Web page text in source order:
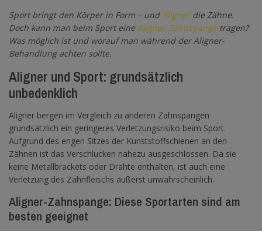
Sport bringt den Körper in Form – und Alignerdie Zähne.
Doch kann man beim Sport eine Aligner-Zahnspangetragen?
Was möglich ist und worauf man während der Aligner-
Behandlung achten sollte.
Aligner und Sport: grundsätzlich
unbedenklich
Aligner bergen im Vergleich zu anderen Zahnspangen
grundsätzlich ein geringeres Verletzungsrisiko beim Sport.
Aufgrund des engen Sitzes der Kunststoffschienen an den
Zähnen ist das Verschlucken nahezu ausgeschlossen. Da sie
keine Metallbrackets oder Drähte enthalten, ist auch eine
Verletzung des Zahnfleischs äußerst unwahrscheinlich.
Aligner-Zahnspange: Diese Sportarten sind am
besten geeignet